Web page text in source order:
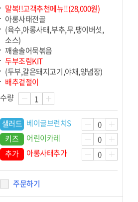
말복!!고객추천메뉴!!(28,000원)
아롱사태전골
(육수,아롱사태,부추,무,팽이버섯,
소스)
깨솔솔어묵볶음
두부조림KIT
(두부,갈은돼지고기,야채,양념장)
배추겉절이
수량
샐러드 베이글브런치S
키즈
어린이카레
추가
아롱사태추가
주문하기